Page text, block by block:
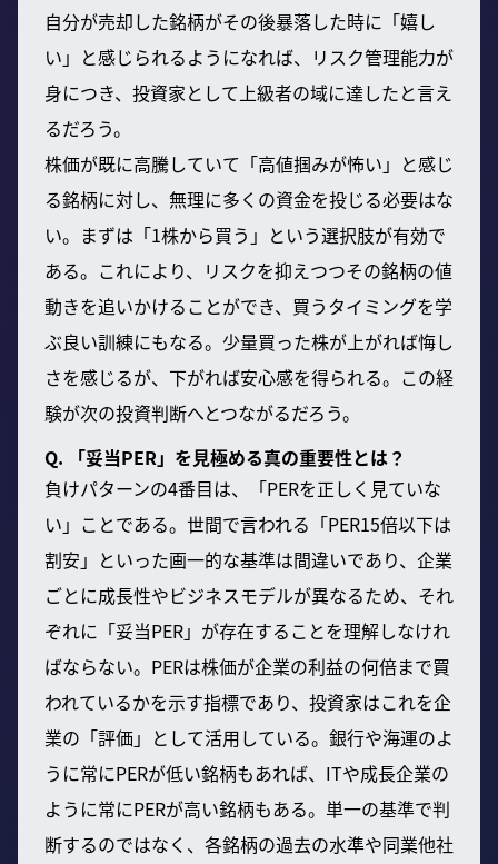
自分が売却した銘柄がその後暴落した時に「嬉し
い」と感じられるようになれば、リスク管理能力が
身につき、投資家として上級者の域に達したと言え
るだろう。
株価が既に高騰していて「高値掴みが怖い」と感じ
る銘柄に対し、無理に多くの資金を投じる必要はな
い。まずは「1株から買う」という選択肢が有効で
ある。これにより、リスクを抑えつつその銘柄の値
動きを追いかけることができ、買うタイミングを学
ぶ良い訓練にもなる。少量買った株が上がれば悔し
さを感じるが、下がれば安心感を得られる。この経
験が次の投資判断へとつながるだろう。
Q. 「妥当PER」を見極める真の重要性とは？
負けパターンの4番目は、「PERを正しく見ていな
い」ことである。世間で言われる「PER15倍以下は
割安」といった画一的な基準は間違いであり、企業
ごとに成長性やビジネスモデルが異なるため、それ
ぞれに「妥当PER」が存在することを理解しなけれ
ばならない。PERは株価が企業の利益の何倍まで買
われているかを示す指標であり、投資家はこれを企
業の「評価」として活用している。銀行や海運のよ
うに常にPERが低い銘柄もあれば、ITや成長企業の
ように常にPERが高い銘柄もある。単一の基準で判
断するのではなく、各銘柄の過去の水準や同業他社